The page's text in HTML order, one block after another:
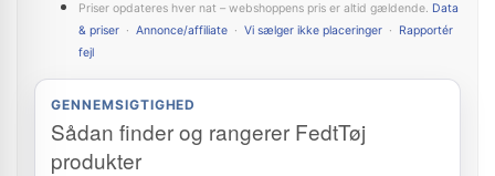
Priser opdateres hver nat – webshoppens pris er altid gældende. Data
& priser · Annonce/affiliate · Vi sælger ikke placeringer · Rapportér
fejl
GENNEMSIGTIGHED
Sådan finder og rangerer FedtTøj
produkter